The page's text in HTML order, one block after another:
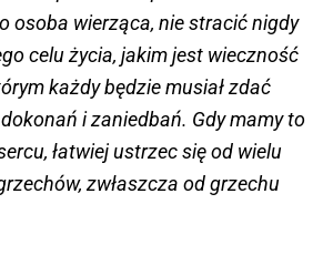
osoba wierząca, nie stracić nigdy
celu życia, jakim jest wieczność
każdy będzie musiał zdać
i zaniedbań. Gdy mamy to
łatwiej ustrzec się od wielu
zwłaszcza od grzechu